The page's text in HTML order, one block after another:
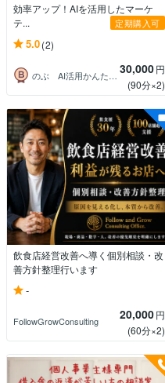
効率アップ！AIを活用したマーケ
テ...
定期購入可
5.0(2)
のぶ AI活用かんたんコンテンツ制作術 30,000円
(90分×2)
飲食店経営改善へ導く個別相談・改
善方針整理行います
-
FollowGrowConsulting 20,000円
(60分×2)